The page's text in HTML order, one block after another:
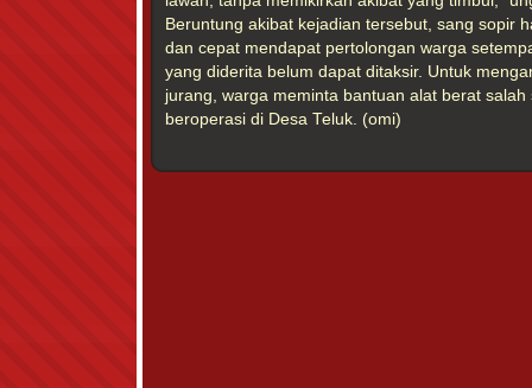
Beruntung akibat kejadian tersebut, sang sopir
dan cepat mendapat pertolongan warga
yang diderita belum dapat ditaksir. Untuk
jurang, warga meminta bantuan alat berat
beroperasi di Desa Teluk. (omi)